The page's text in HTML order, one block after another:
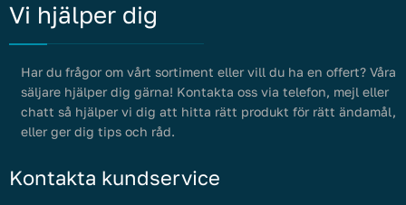
Vi hjälper dig
Har du frågor om vårt sortiment eller vill du ha en offert? Våra
säljare hjälper dig gärna! Kontakta oss via telefon, mejl eller
chatt så hjälper vi dig att hitta rätt produkt för rätt ändamål,
eller ger dig tips och råd.
Kontakta kundservice